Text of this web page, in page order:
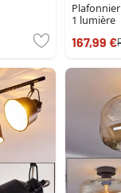
1 lumière
167,99 €